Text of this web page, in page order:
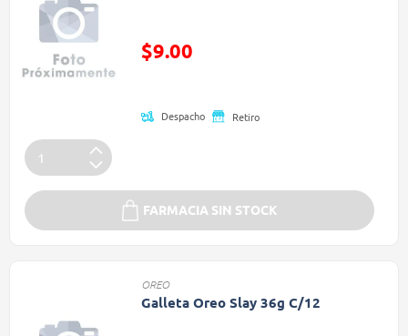
Precio reducido de
$9.00
Despacho Retiro
FARMACIA SIN STOCK
OREO
Galleta Oreo Slay 36g C/12